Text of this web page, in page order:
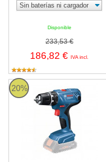
Disponible
233,53 €
186,82 € IVA incl.
20%
Bosch GSR 18V-21